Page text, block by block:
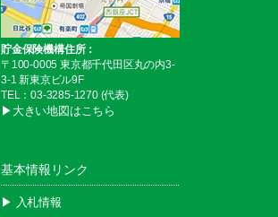
貯金保険機構住所：
〒100-0005 東京都千代田区丸の内3-
3-1 新東京ビル9F
TEL：03-3285-1270 (代表)
▶︎大きい地図はこちら
基本情報リンク
▶︎ 入札情報